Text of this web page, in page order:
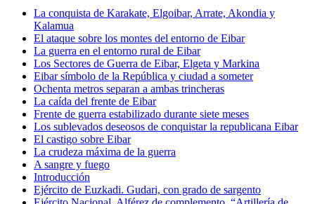
La conquista de Karakate, Elgoibar, Arrate, Akondia y
Kalamua
El ataque sobre los montes del entorno de Eibar
La guerra en el entorno rural de Eibar
Los Sectores de Guerra de Eibar, Elgeta y Markina
Eibar símbolo de la República y ciudad a someter
Ochenta metros separan a ambas trincheras
La caída del frente de Eibar
Frente de guerra estabilizado durante siete meses
Los sublevados deseosos de conquistar la republicana Eibar
El castigo sobre Eibar
La crudeza máxima de la guerra
A sangre y fuego
Introducción
Ejército de Euzkadi. Gudari, con grado de sargento